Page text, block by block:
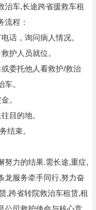
治车,长途跨省援救车租
流程：
话，询问病人情况。
护人员就位。
委托他人看救护/救治
。
。
目的地。
结束。
努力的结果.需长途,重症,
龙服务牵手同行,努力奋
,跨省转院救治车租赁,租